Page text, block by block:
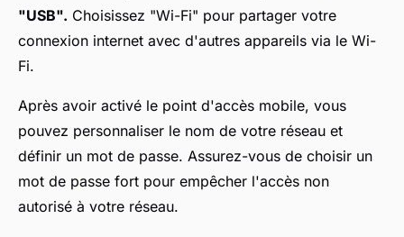
"USB". Choisissez "Wi-Fi" pour partager votre
connexion internet avec d'autres appareils via le Wi-
Fi.
Après avoir activé le point d'accès mobile, vous
pouvez personnaliser le nom de votre réseau et
définir un mot de passe. Assurez-vous de choisir un
mot de passe fort pour empêcher l'accès non
autorisé à votre réseau.